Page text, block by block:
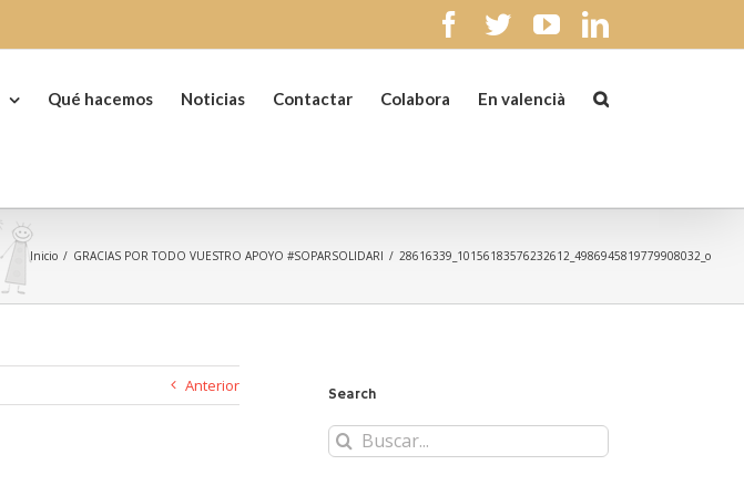
facebook
twitteryoutubelinkedin
Qué hacemos Noticias Contactar Colabora En valencià
Inicio / GRACIAS POR TODO VUESTRO APOYO #SOPARSOLIDARI / 28616339_10156183576232612_4986945819779908032_o
Anterior Search
Buscar: